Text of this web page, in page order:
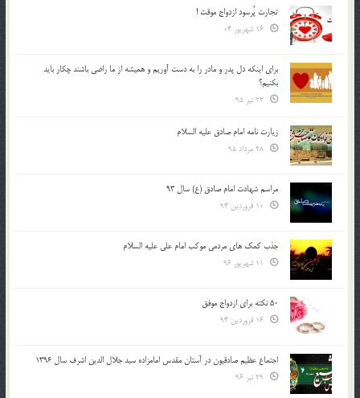
تجارت پُرسود ازدواج موقت !
براي اينكه دل پدر و مادر را به دست آوريم و هميشه از ما راضي باشند چكار بايد
بكنيم؟
زیارت نامه امام صادق علیه السلام
مراسم شهادت امام صادق (ع) سال 93
جذب کمک های مردمی موکب امام علی علیه السلام
50 نکته برای ازدواج موفق
اجتماع عظیم صادقیون در آستان مقدس امامزاده سید جلال الدین اشرف سال 1396